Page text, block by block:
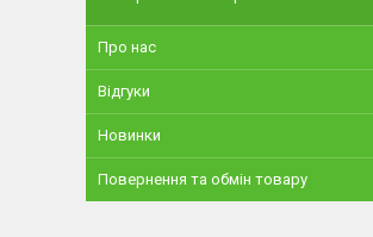
Про нас
Відгуки
Новинки
Повернення та обмін товару